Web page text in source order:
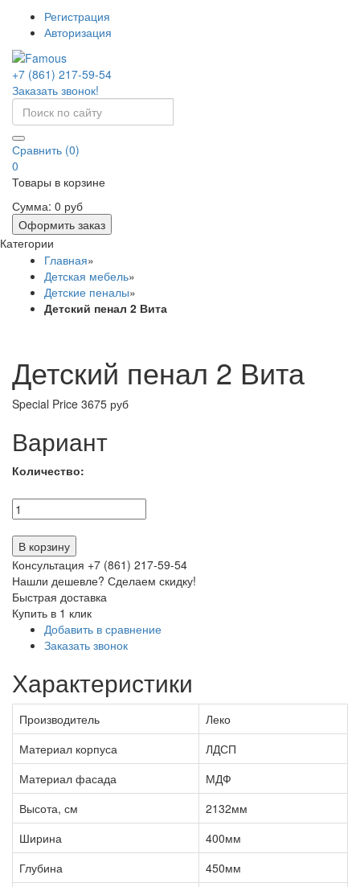
Регистрация
Авторизация
+7 (861) 217-59-54
Заказать звонок!
Сравнить (0)
0
Товары в корзине
Сумма: 0 руб
Оформить заказ
Категории
Главная»
Детская мебель»
Детские пеналы»
Детский пенал 2 Вита
Детский пенал 2 Вита
Special Price 3675 руб
Вариант
Количество:
В корзину
Консультация +7 (861) 217-59-54
Нашли дешевле? Сделаем скидку!
Быстрая доставка
Купить в 1 клик
Добавить в сравнение
Заказать звонок
Характеристики
Производитель
Леко
Материал корпуса
ЛДСП
Материал фасада
МДФ
Высота, см
2132мм
Ширина
400мм
Глубина
450мм